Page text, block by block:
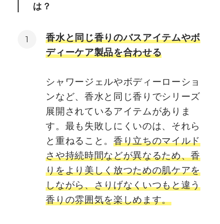
は？
香水と同じ香りのバスアイテムやボ
ディーケア製品を合わせる
シャワージェルやボディーローショ
ンなど、香水と同じ香りでシリーズ
展開されているアイテムがありま
す。最も失敗しにくいのは、それら
と重ねること。 香り立ちのマイルド
さや持続時間などが異なるため、香
りをより美しく放つための肌ケアを
しながら、さりげなくいつもと違う
香りの雰囲気を楽しめます。